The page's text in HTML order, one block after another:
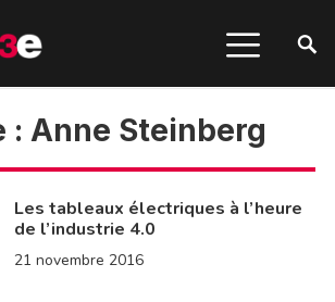
: Anne Steinberg
Les tableaux électriques à l’heure
de l’industrie 4.0
21 novembre 2016